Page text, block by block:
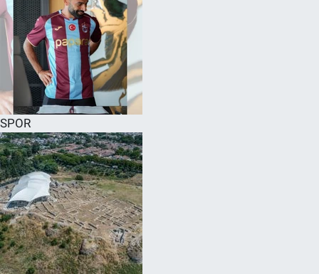
SPOR